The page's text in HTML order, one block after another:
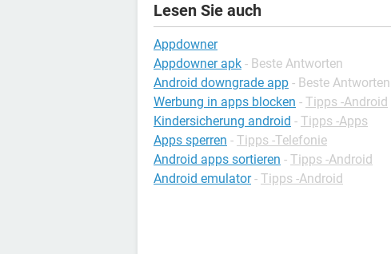
Lesen Sie auch
Appdowner
Appdowner apk - Beste Antworten
Android downgrade app - Beste Antworten
Werbung in apps blocken - Tipps -Android
Kindersicherung android - Tipps -Apps
Apps sperren - Tipps -Telefonie
Android apps sortieren - Tipps -Android
Android emulator - Tipps -Android